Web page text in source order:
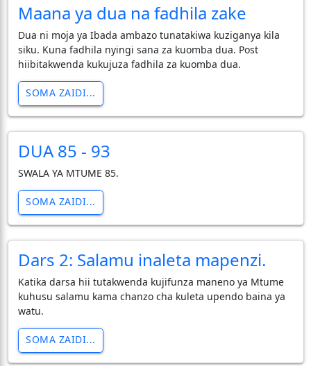
Maana ya dua na fadhila zake
Dua ni moja ya Ibada ambazo tunatakiwa kuziganya kila
siku. Kuna fadhila nyingi sana za kuomba dua. Post
hiibitakwenda kukujuza fadhila za kuomba dua.
SOMA ZAIDI...
DUA 85 - 93
SWALA YA MTUME 85.
SOMA ZAIDI...
Dars 2: Salamu inaleta mapenzi.
Katika darsa hii tutakwenda kujifunza maneno ya Mtume
kuhusu salamu kama chanzo cha kuleta upendo baina ya
watu.
SOMA ZAIDI...